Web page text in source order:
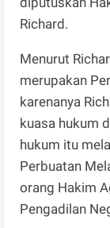
Richard.
Menurut
merupakan
karenanya
kuasa hukum
hukum itu
Perbuatan
orang Hakim
Pengadilan